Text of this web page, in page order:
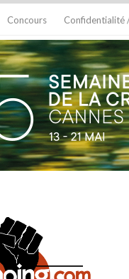
Concours Confidentialité